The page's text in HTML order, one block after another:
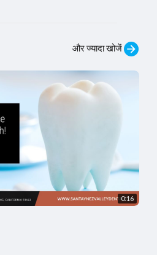
और ज्यादा खोजें
0:16